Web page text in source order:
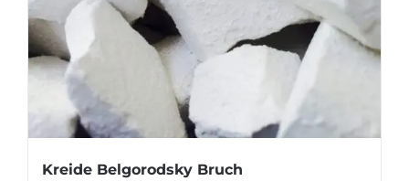
Kreide Belgorodsky Bruch